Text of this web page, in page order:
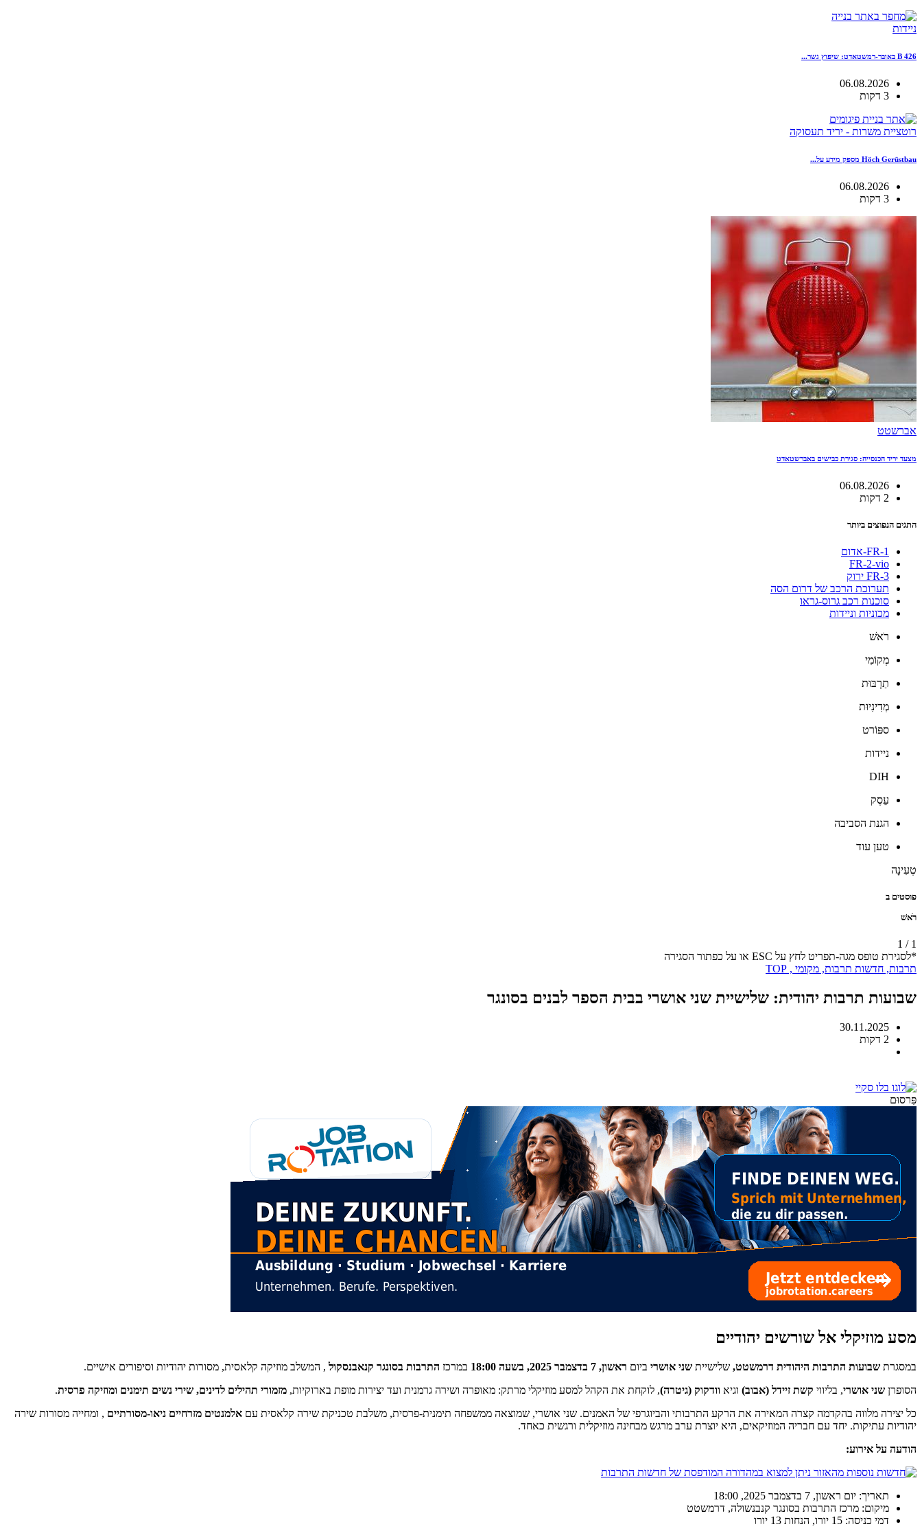
ניידות
B 426 באובר-רמשטאדט: שיפוץ גשר...
06.08.2026
3 דקות
רוטציית משרות - יריד תעסוקה
Höch Gerüstbau מספק מידע על...
06.08.2026
3 דקות
אברשטט
מצעד יריד הכנסייה: סגירת כבישים באברשטאדט
06.08.2026
2 דקות
התגים הנפוצים ביותר
FR-1-אדום
FR-2-vio
FR-3 ירוק
תערוכת הרכב של דרום הסה
סוכנות רכב גרוס-גראו
מכוניות וניידות
רֹאשׁ
מְקוֹמִי
תַרְבּוּת
מְדִינִיוּת
ספּוֹרט
ניידות
DIH
עֵסֶק
הגנת הסביבה
טען עוד
טְעִינָה
פוסטים ב
רֹאשׁ
1
/
1
*לסגירת טופס מגה-תפריט לחץ על ESC או על כפתור הסגירה
תרבות, חדשות תרבות, מקומי , TOP
שבועות תרבות יהודית: שלישיית שני אושרי בבית הספר לבנים בסונגר
30.11.2025
2 דקות
פִּרסוּם
מסע מוזיקלי אל שורשים יהודיים
במסגרת שבועות התרבות היהודית דרמשטט, שלישיית שני אושרי ביום ראשון, 7 בדצמבר 2025, בשעה 18:00 במרכז התרבות בסונגר קנאבנסקול , המשלב מוזיקה קלאסית, מסורות יהודיות וסיפורים אישיים.
הסופרן שני אושרי, בליווי קשת זיידל (אבוב) וגיא וודקוק (גיטרה), לוקחת את הקהל למסע מוזיקלי מרתק: מאופרה ושירה גרמנית ועד יצירות מופת בארוקיות, מזמורי תהילים לדינים, שירי נשים תימנים ומוזיקה פרסית.
כל יצירה מלווה בהקדמה קצרה המאירה את הרקע התרבותי והביוגרפי של האמנים. שני אושרי, שמוצאה ממשפחה תימנית-פרסית, משלבת טכניקת שירה קלאסית עם אלמנטים מזרחיים ניאו-מסורתיים , ומחייה מסורות שירה
יהודיות עתיקות. יחד עם חבריה המוזיקאים, היא יוצרת ערב מרגש מבחינה מוזיקלית ורגשית כאחד.
הודעה על אירוע:
תאריך: יום ראשון, 7 בדצמבר 2025, 18:00
מיקום: מרכז התרבות בסונגר קנבנשולה, דרמשטט
דמי כניסה: 15 יורו, הנחות 13 יורו